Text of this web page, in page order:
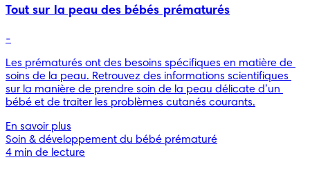
Tout sur la peau des bébés prématurés
-
Les prématurés ont des besoins spécifiques en matière de
soins de la peau. Retrouvez des informations scientifiques
sur la manière de prendre soin de la peau délicate d’un
bébé et de traiter les problèmes cutanés courants.
En savoir plus
Soin & développement du bébé prématuré
4 min de lecture